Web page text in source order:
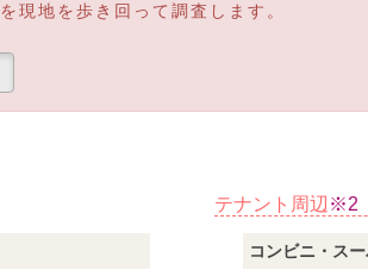
現地を歩き回って調査します。
テナント周辺 ※2
コンビニ・ス